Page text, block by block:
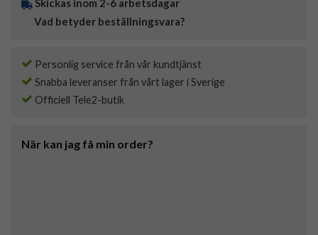
Skickas inom 2-6 arbetsdagar
Vad betyder beställningsvara?
Personlig service från vår kundtjänst
Snabba leveranser från vårt lager i Sverige
Officiell Tele2-butik
När kan jag få min order?